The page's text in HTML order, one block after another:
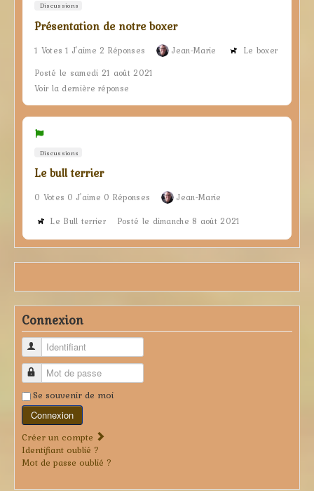
Discussions
Présentation de notre boxer
1 Votes 1 J'aime 2 Réponses Jean-Marie
Le boxer
Posté le samedi 21 août 2021
Voir la dernière réponse
Discussions
Le bull terrier
0 Votes 0 J'aime 0 Réponses
Jean-Marie
Le Bull terrier
Posté le dimanche 8 août 2021
Connexion
Identifiant
Mot de passe
Se souvenir de moi
Connexion
Créer un compte
Identifiant oublié ?
Mot de passe oublié ?